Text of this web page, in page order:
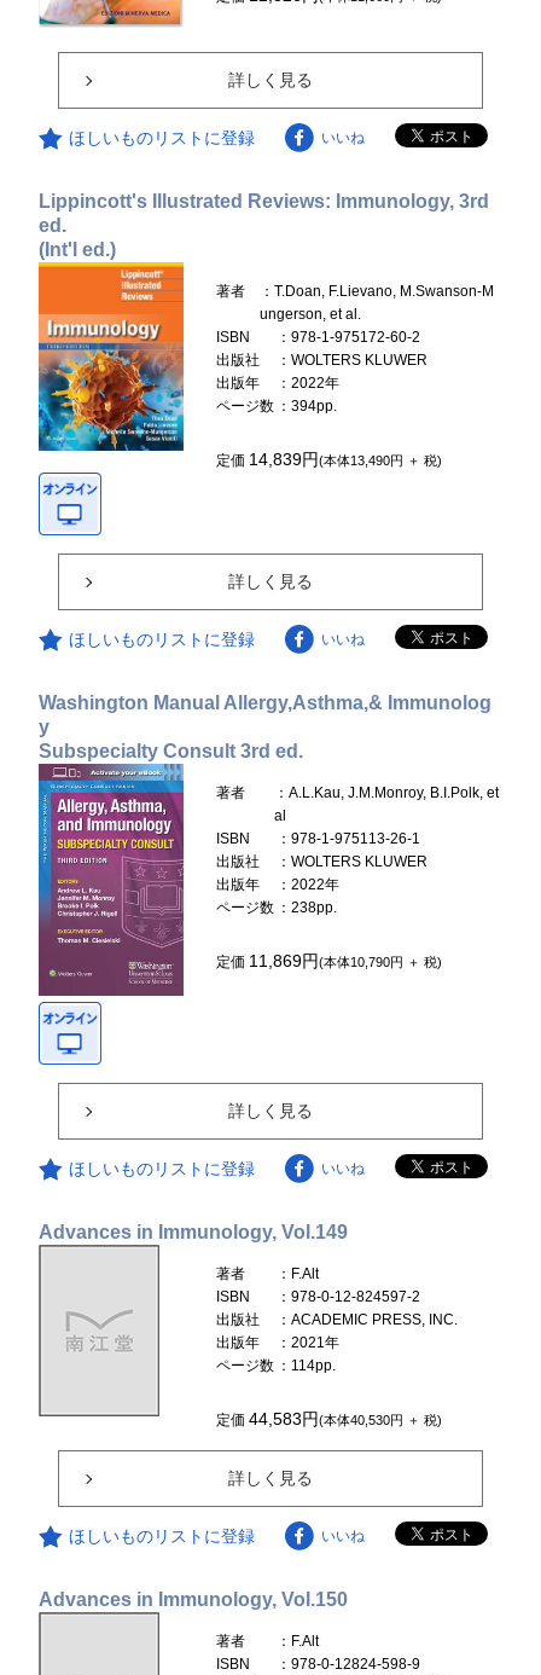
詳しく見る
ほしいものリストに登録 いいね
Lippincott's Illustrated Reviews: Immunology, 3rd
ed.
(Int'l ed.)
著者
：T.Doan, F.Lievano, M.Swanson-M
ungerson, et al.
ISBN
：978-1-975172-60-2
出版社
：WOLTERS KLUWER
出版年
：2022年
ページ数 ：394pp.
定価 14,839円(本体13,490円 ＋ 税)
詳しく見る
ほしいものリストに登録 いいね
Washington Manual Allergy,Asthma,& Immunolog
y
Subspecialty Consult 3rd ed.
著者
：A.L.Kau, J.M.Monroy, B.I.Polk, et
al
ISBN
：978-1-975113-26-1
出版社
：WOLTERS KLUWER
出版年
：2022年
ページ数 ：238pp.
定価 11,869円(本体10,790円 ＋ 税)
詳しく見る
ほしいものリストに登録 いいね
Advances in Immunology, Vol.149
著者
：F.Alt
ISBN
：978-0-12-824597-2
出版社
：ACADEMIC PRESS, INC.
出版年
：2021年
ページ数 ：114pp.
定価44,583円(本体40,530円 ＋ 税)
詳しく見る
ほしいものリストに登録 いいね
Advances in Immunology, Vol.150
著者
：F.Alt
ISBN
：978-0-12824-598-9